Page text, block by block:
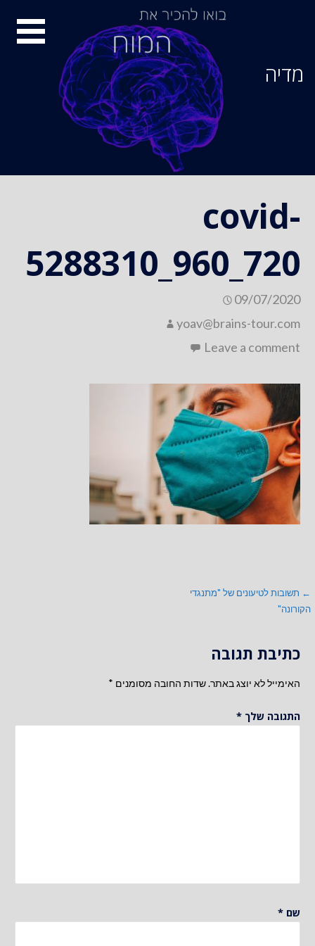
מדיה
covid-
5288310_960_720
09/07/2020
yoav@brains-tour.com
Leave a comment
ניווט
← תשובות לטיעונים של "מתנגדי
הקורונה"
כתיבת תגובה
האימייל לא יוצג באתר.שדות החובה מסומנים *
התגובה שלך *
שם *